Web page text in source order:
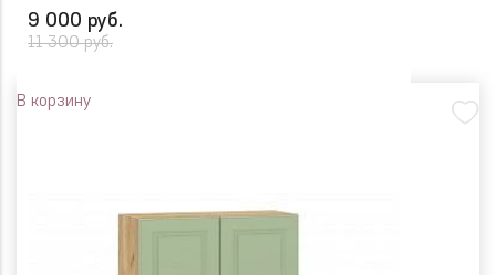
9 000 руб.
11 300 руб.
В корзину